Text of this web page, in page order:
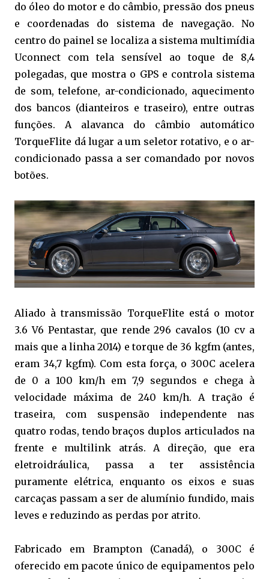
do óleo do motor e do câmbio, pressão dos pneus
e coordenadas do sistema de navegação. No
centro do painel se localiza a sistema multimídia
Uconnect com tela sensível ao toque de 8,4
polegadas, que mostra o GPS e controla sistema
de som, telefone, ar-condicionado, aquecimento
dos bancos (dianteiros e traseiro), entre outras
funções. A alavanca do câmbio automático
TorqueFlite dá lugar a um seletor rotativo, e o ar-
condicionado passa a ser comandado por novos
botões.
Aliado à transmissão TorqueFlite está o motor
3.6 V6 Pentastar, que rende 296 cavalos (10 cv a
mais que a linha 2014) e torque de 36 kgfm (antes,
eram 34,7 kgfm). Com esta força, o 300C acelera
de 0 a 100 km/h em 7,9 segundos e chega à
velocidade máxima de 240 km/h. A tração é
traseira, com suspensão independente nas
quatro rodas, tendo braços duplos articulados na
frente e multilink atrás. A direção, que era
eletroidráulica, passa a ter assistência
puramente elétrica, enquanto os eixos e suas
carcaças passam a ser de alumínio fundido, mais
leves e reduzindo as perdas por atrito.
Fabricado em Brampton (Canadá), o 300C é
oferecido em pacote único de equipamentos pelo